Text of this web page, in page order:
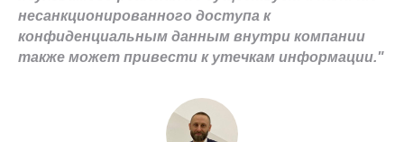
несанкционированного доступа к
конфиденциальным данным внутри компании
также может привести к утечкам информации."